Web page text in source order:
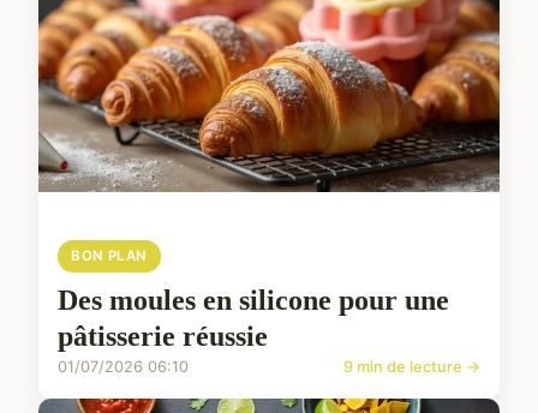
BON PLAN
Des moules en silicone pour une
pâtisserie réussie
01/07/2026 06:10 9 min de lecture →